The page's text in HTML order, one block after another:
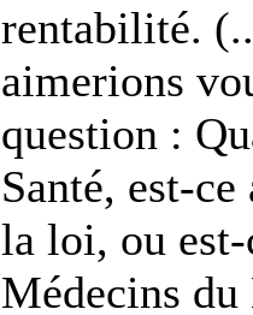
rentabilité.
aimerions
question :
Santé, est-
la loi, ou est-
Médecins du